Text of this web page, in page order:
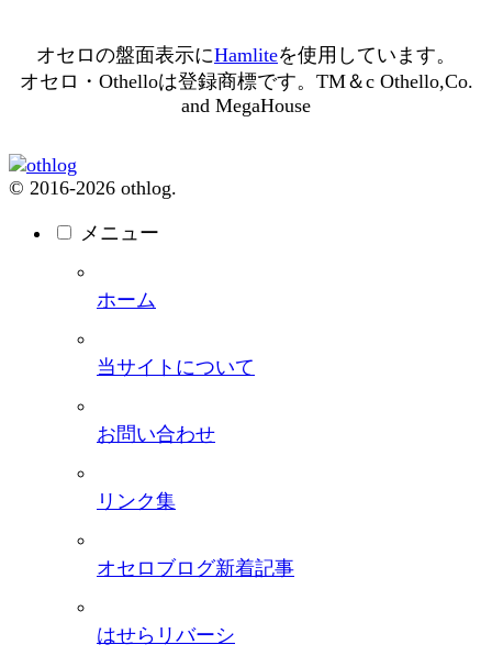
オセロの盤面表示にHamliteを使用しています。
オセロ・Othelloは登録商標です。TM＆c Othello,Co.
and MegaHouse
© 2016-2026 othlog.
メニュー
ホーム
当サイトについて
お問い合わせ
リンク集
オセロブログ新着記事
はせらリバーシ